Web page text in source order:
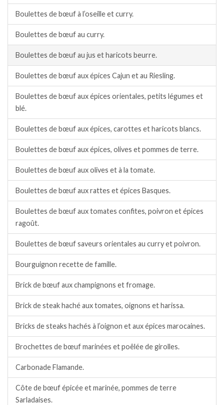
Boulettes de bœuf à l’oseille et curry.
Boulettes de bœuf au curry.
Boulettes de bœuf au jus et haricots beurre.
Boulettes de bœuf aux épices Cajun et au Riesling.
Boulettes de bœuf aux épices orientales, petits légumes et
blé.
Boulettes de bœuf aux épices, carottes et haricots blancs.
Boulettes de bœuf aux épices, olives et pommes de terre.
Boulettes de bœuf aux olives et à la tomate.
Boulettes de bœuf aux rattes et épices Basques.
Boulettes de bœuf aux tomates confites, poivron et épices
ragoût.
Boulettes de bœuf saveurs orientales au curry et poivron.
Bourguignon recette de famille.
Brick de bœuf aux champignons et fromage.
Brick de steak haché aux tomates, oignons et harissa.
Bricks de steaks hachés à l’oignon et aux épices marocaines.
Brochettes de bœuf marinées et poêlée de girolles.
Carbonade Flamande.
Côte de bœuf épicée et marinée, pommes de terre
Sarladaises.